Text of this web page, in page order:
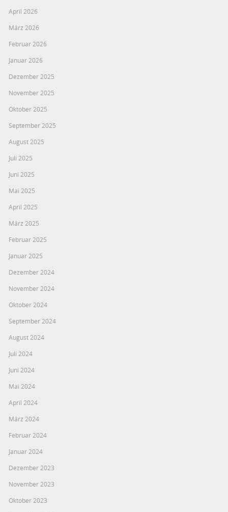
April 2026
März 2026
Februar 2026
Januar 2026
Dezember 2025
November 2025
Oktober 2025
September 2025
August 2025
Juli 2025
Juni 2025
Mai 2025
April 2025
März 2025
Februar 2025
Januar 2025
Dezember 2024
November 2024
Oktober 2024
September 2024
August 2024
Juli 2024
Juni 2024
Mai 2024
April 2024
März 2024
Februar 2024
Januar 2024
Dezember 2023
November 2023
Oktober 2023